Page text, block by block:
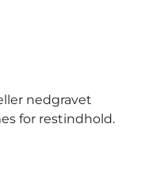
nedgravet
for restindhold.